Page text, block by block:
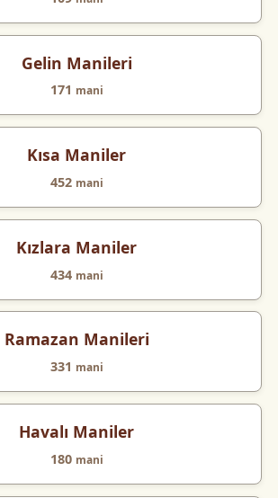
Gelin Manileri
171 mani
Kısa Maniler
452 mani
Kızlara Maniler
434 mani
Ramazan Manileri
331 mani
Havalı Maniler
180 mani